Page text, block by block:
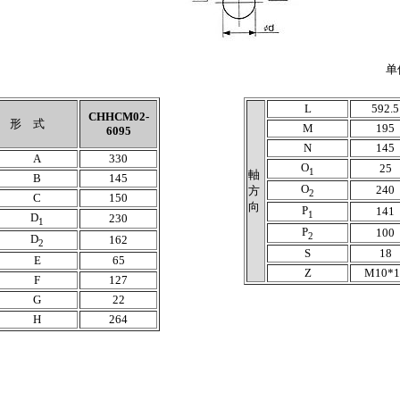
单
形 式
CHHCM02-
6095
A
330
B
145
C
150
D1
230
D2
162
E
65
F
127
G
22
H
264
軸
方
向
L
592.5
M
195
N
145
O1
25
O2
240
P1
141
P2
100
S
18
Z